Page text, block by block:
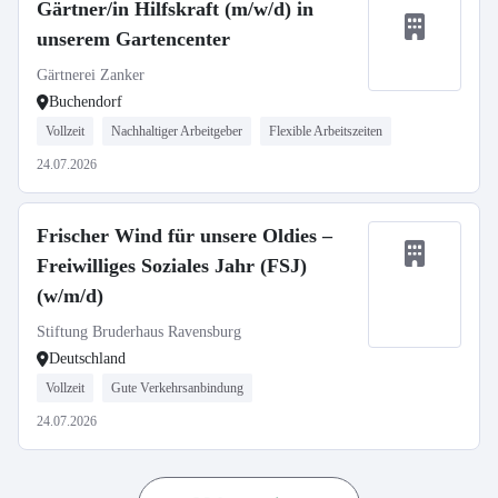
Gärtner/in Hilfskraft (m/w/d) in
unserem Gartencenter
Gärtnerei Zanker
Buchendorf
Vollzeit Nachhaltiger Arbeitgeber Flexible Arbeitszeiten
24.07.2026
Frischer Wind für unsere Oldies –
Freiwilliges Soziales Jahr (FSJ)
(w/m/d)
Stiftung Bruderhaus Ravensburg
Deutschland
Vollzeit Gute Verkehrsanbindung
24.07.2026